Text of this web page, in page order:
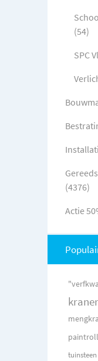
(54)
SPC
(4376)
Actie
tuinsteen